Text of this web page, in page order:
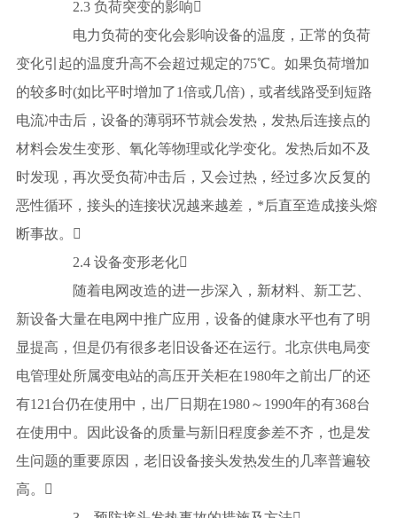
2.3 负荷突变的影响
电力负荷的变化会影响设备的温度，正常的负荷
变化引起的温度升高不会超过规定的75℃。如果负荷增加
的较多时(如比平时增加了1倍或几倍)，或者线路受到短路
电流冲击后，设备的薄弱环节就会发热，发热后连接点的
材料会发生变形、氧化等物理或化学变化。发热后如不及
时发现，再次受负荷冲击后，又会过热，经过多次反复的
恶性循环，接头的连接状况越来越差，*后直至造成接头熔
断事故。
2.4 设备变形老化
随着电网改造的进一步深入，新材料、新工艺、
新设备大量在电网中推广应用，设备的健康水平也有了明
显提高，但是仍有很多老旧设备还在运行。北京供电局变
电管理处所属变电站的高压开关柜在1980年之前出厂的还
有121台仍在使用中，出厂日期在1980～1990年的有368台
在使用中。因此设备的质量与新旧程度参差不齐，也是发
生问题的重要原因，老旧设备接头发热发生的几率普遍较
高。